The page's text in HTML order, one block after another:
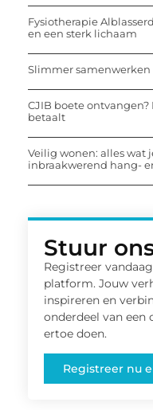
Fysiotherapie
en een sterk lichaam
Slimmer
CJIB boete
betaalt
Veilig wonen: alles wat
inbraakwerend hang-
Stuur
Registreer
platform. Jouw
inspireren en
onderdeel van
ertoe doen.
Registreer nu